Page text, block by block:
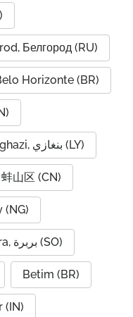
Белгород (RU)
Horizonte (BR)
Benghazi, بنغازي (LY)
山区 (CN)
(NG)
Berbera, بربرة (SO)
Betim (BR)
(IN)